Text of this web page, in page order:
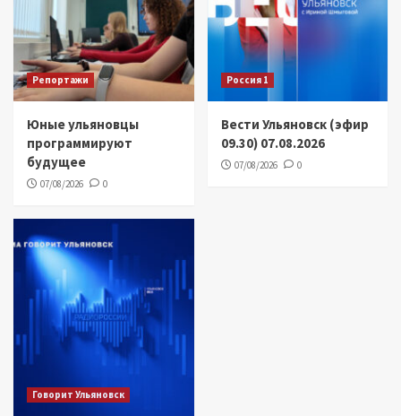
Репортажи
Юные ульяновцы
программируют
будущее
07/08/2026 0
Россия 1
Вести Ульяновск (эфир
09.30) 07.08.2026
07/08/2026 0
Говорит Ульяновск